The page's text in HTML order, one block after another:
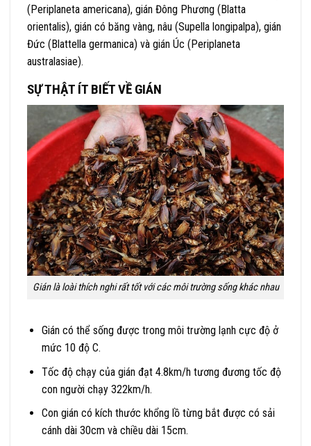
(Periplaneta americana), gián Đông Phương (Blatta
orientalis), gián có băng vàng, nâu (Supella longipalpa), gián
Đức (Blattella germanica) và gián Úc (Periplaneta
australasiae).
SỰ THẬT ÍT BIẾT VỀ GIÁN
Gián là loài thích nghi rất tốt với các môi trường sống khác nhau
Gián có thể sống được trong môi trường lạnh cực độ ở
mức 10 độ C.
Tốc độ chạy của gián đạt 4.8km/h tương đương tốc độ
con người chạy 322km/h.
Con gián có kích thước khổng lồ từng bắt được có sải
cánh dài 30cm và chiều dài 15cm.